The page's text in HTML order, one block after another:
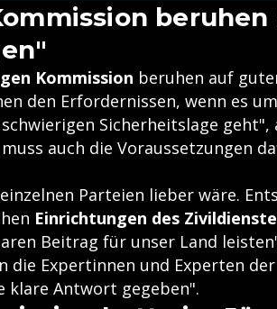
beruhen
Kommission beruhen auf
den Erfordernissen, wenn es
Sicherheitslage
auch die Voraussetzungen
Parteien lieber wäre.
Einrichtungen des
Beitrag für unser Land
die Expertinnen und Experten der
klare Antwort gegeben".